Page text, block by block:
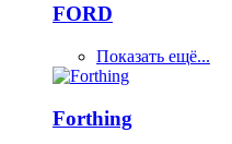
FORD
Показать ещё...
Forthing